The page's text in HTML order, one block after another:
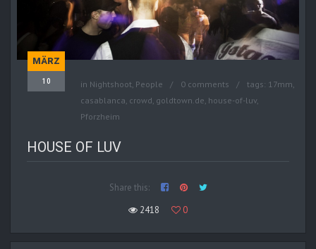
MÄRZ
10 in Nightshoot, People 0 comments tags: 17mm,
casablanca, crowd, goldtown.de, house-of-luv,
Pforzheim
HOUSE OF LUV
Share this:
2418
0